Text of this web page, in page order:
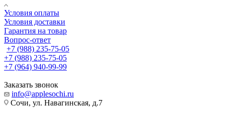
Условия оплаты
Условия доставки
Гарантия на товар
Вопрос-ответ
+7 (988) 235-75-05
+7 (988) 235-75-05
+7 (964) 940-99-99
Заказать звонок
info@applesochi.ru
Сочи, ул. Навагинская, д.7